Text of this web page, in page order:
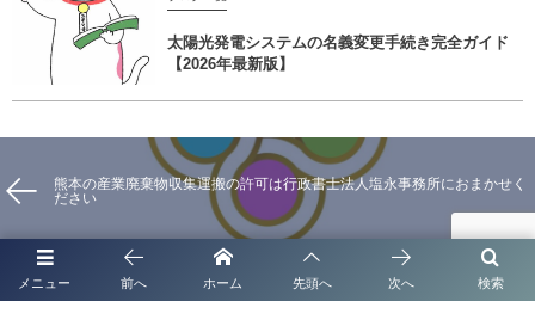
太陽光発電システムの名義変更手続き完全ガイド
【2026年最新版】
熊本の産業廃棄物収集運搬の許可は行政書士法人塩永事務所におまかせく
ださい
熊本の相続支援は中央区水前寺の行政書士法人塩永事務所
メニュー 検索
前へ ホーム 先頭へ 次へ